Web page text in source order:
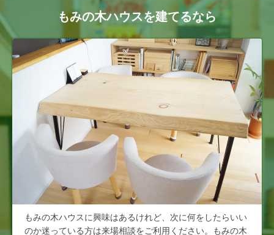
もみの木ハウスを建てるなら
もみの木ハウスに興味はあるけれど、次に何をしたらいい
のか迷っている方は来場相談をご利用ください。もみの木